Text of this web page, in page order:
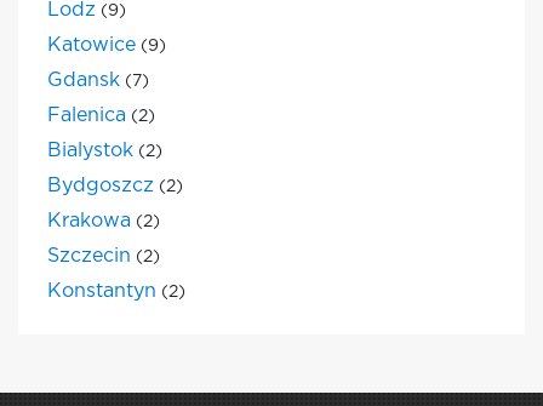
Lodz (9)
Katowice (9)
Gdansk (7)
Falenica (2)
Bialystok (2)
Bydgoszcz (2)
Krakowa (2)
Szczecin (2)
Konstantyn (2)